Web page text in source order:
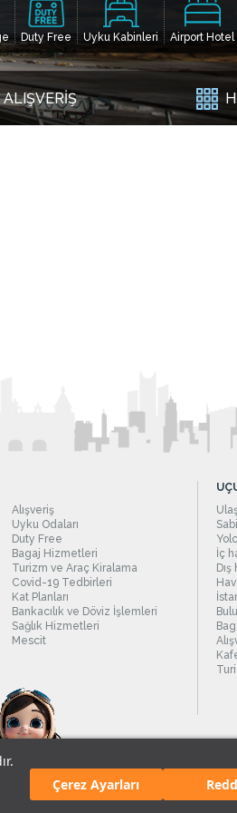
Çerez Ayarları
Duty Free Uyku Kabinleri Airport Hotel
Alışveriş
Uyku Odaları
Duty Free
Bagaj Hizmetleri
Turizm ve Araç Kiralama
Covid-19 Tedbirleri
Kat Planları
Bankacılık ve Döviz İşlemleri
Sağlık Hizmetleri
Mescit
İç